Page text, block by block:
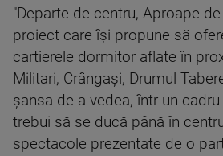
"Departe de centru, Aproape
proiect care îşi propune să
cartierele dormitor aflate în
Militari, Crângaşi, Drumul
şansa de a vedea, într-un
trebui să se ducă până în
spectacole prezentate de o